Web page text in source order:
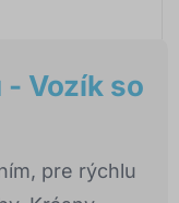
Vozík so
pre rýchlu